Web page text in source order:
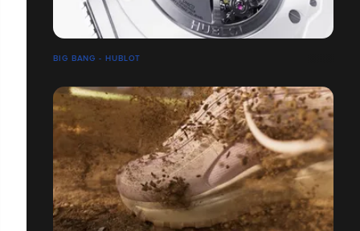
BIG BANG - HUBLOT